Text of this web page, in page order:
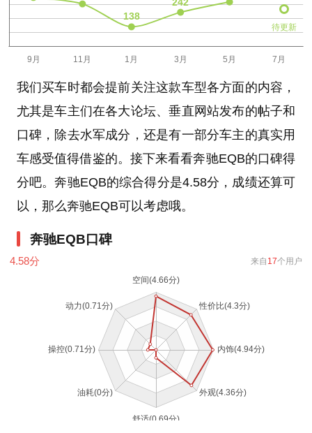
待更新
我们买车时都会提前关注这款车型各方面的内容，
尤其是车主们在各大论坛、垂直网站发布的帖子和
口碑，除去水军成分，还是有一部分车主的真实用
车感受值得借鉴的。接下来看看奔驰EQB的口碑得
分吧。奔驰EQB的综合得分是4.58分，成绩还算可
以，那么奔驰EQB可以考虑哦。
奔驰EQB口碑
4.58分 来自 17个用户